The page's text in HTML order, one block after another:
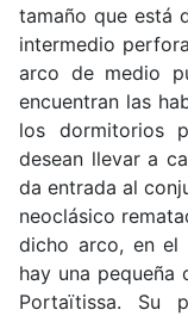
tamaño que está
intermedio
arco de medio
encuentran las
los dormitorios
desean llevar a
da entrada al
neoclásico
dicho arco, en el
hay una pequeña
Portaïtissa. Su